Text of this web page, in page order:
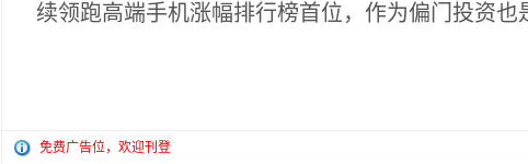
续领跑高端手机涨幅排行榜首位，作为偏门投资也
免费广告位，欢迎刊登